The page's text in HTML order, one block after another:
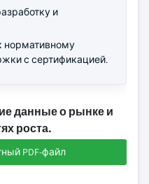
и
нормативному
с сертификацией.
данные о рынке и
роста.
PDF-файл